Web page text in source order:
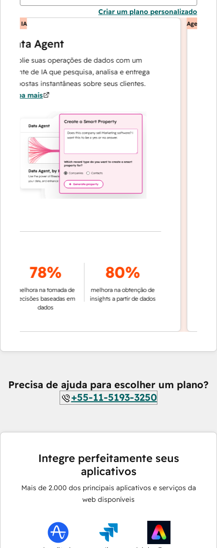
Criar um plano personalizado
Agent
suas operações de dados com um
de IA que pesquisa, analisa e entrega
instantâneas sobre seus clientes.
mais
78%
melhora na tomada de
decisões baseadas em
dados
80%
melhora na obtenção de
insights a partir de dados
Agentes de IA
Precisa de ajuda para escolher um plano?
+55-11-5193-3250
Integre perfeitamente seus
aplicativos
Mais de 2.000 dos principais aplicativos e serviços da
web disponíveis